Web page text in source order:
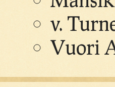
v.
Vuori